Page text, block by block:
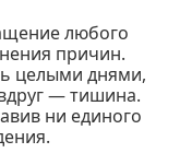
любого
причин.
целыми днями,
— тишина.
ни единого